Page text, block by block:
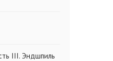
III. Эндшпиль